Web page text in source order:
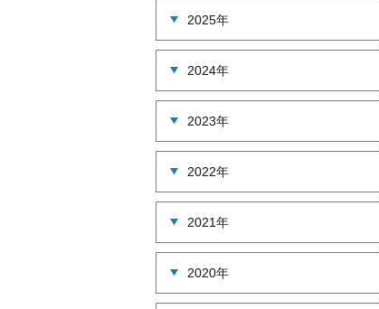
2025年
2024年
2023年
2022年
2021年
2020年